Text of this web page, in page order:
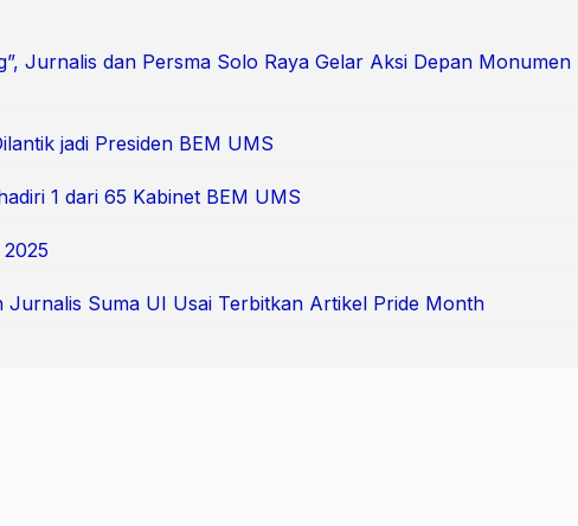
Jurnalis dan Persma Solo Raya Gelar Aksi Depan Monumen
jadi Presiden BEM UMS
1 dari 65 Kabinet BEM UMS
Jurnalis Suma UI Usai Terbitkan Artikel Pride Month